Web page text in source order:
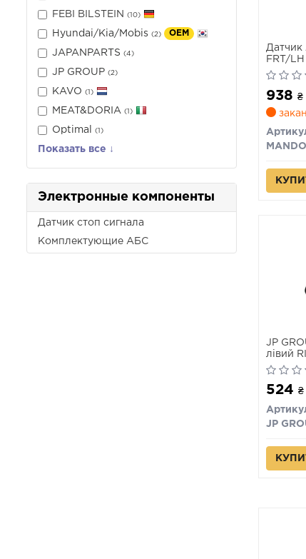
FEBI BILSTEIN (10)
Hyundai/Kia/Mobis (2) OEM
JAPANPARTS (4)
JP GROUP (2)
KAVO (1)
MEAT&DORIA (1)
Optimal (1)
Показать все ↓
Электронные компоненты
Датчик стоп сигнала
Комплектующие АБС
Датчик
FRT/
938 ₴
MANDO
JP
лівий
524 ₴
JP